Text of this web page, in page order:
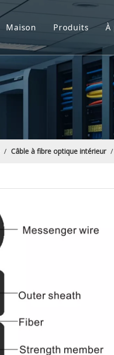
Maison Produits
Câble à
Solution de
Solution
Close de
À
/ Câble à fibre optique intérieur /